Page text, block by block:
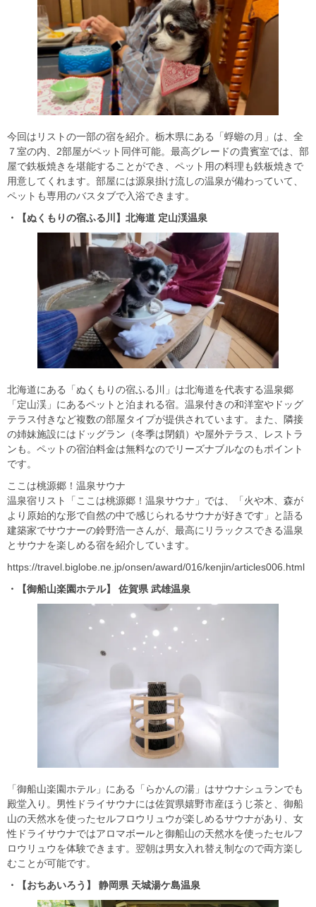
今回はリストの一部の宿を紹介。栃木県にある「蜉蝣の月」は、全
７室の内、2部屋がペット同伴可能。最高グレードの貴賓室では、部
屋で鉄板焼きを堪能することができ、ペット用の料理も鉄板焼きで
用意してくれます。部屋には源泉掛け流しの温泉が備わっていて、
ペットも専用のバスタブで入浴できます。
・【ぬくもりの宿ふる川】北海道 定山渓温泉
北海道にある「ぬくもりの宿ふる川」は北海道を代表する温泉郷
「定山渓」にあるペットと泊まれる宿。温泉付きの和洋室やドッグ
テラス付きなど複数の部屋タイプが提供されています。また、隣接
の姉妹施設にはドッグラン（冬季は閉鎖）や屋外テラス、レストラ
ンも。ペットの宿泊料金は無料なのでリーズナブルなのもポイント
です。
ここは桃源郷！温泉サウナ
温泉宿リスト「ここは桃源郷！温泉サウナ」では、「火や木、森が
より原始的な形で自然の中で感じられるサウナが好きです」と語る
建築家でサウナーの鈴野浩一さんが、最高にリラックスできる温泉
とサウナを楽しめる宿を紹介しています。
https://travel.biglobe.ne.jp/onsen/award/016/kenjin/articles006.html
・【御船山楽園ホテル】 佐賀県 武雄温泉
「御船山楽園ホテル」にある「らかんの湯」はサウナシュランでも
殿堂入り。男性ドライサウナには佐賀県嬉野市産ほうじ茶と、御船
山の天然水を使ったセルフロウリュウが楽しめるサウナがあり、女
性ドライサウナではアロマボールと御船山の天然水を使ったセルフ
ロウリュウを体験できます。翌朝は男女入れ替え制なので両方楽し
むことが可能です。
・【おちあいろう】 静岡県 天城湯ケ島温泉